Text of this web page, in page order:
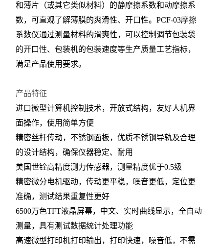
和薄片（或其它类似材料）的静摩擦系数和动摩擦系
数，可直观了解薄膜的爽滑性、开口性。PCF-03摩擦
系数仪通过测量材料的滑爽性，可以控制调节包装袋
的开口性、包装机的包装速度等生产质量工艺指标，
满足产品使用要求。
产品特征
进口微型计算机控制技术，开放式结构，友好人机界
面操作，使用简单方便
精密丝杆传动，不锈钢面板，优质不锈钢导轨及合理
的设计结构，确保仪器稳定、耐用
美国世铨高精度测力传感器，测量精度优于0.5级
精密微分电机驱动，传动更平稳，噪音更低，定位更
准确，测试结果重复性更好
6500万色TFT液晶屏幕，中文、实时曲线显示，全自动
测量，具有测试数据统计处理功能
高速微型打印机打印输出，打印快速，噪音低，不需